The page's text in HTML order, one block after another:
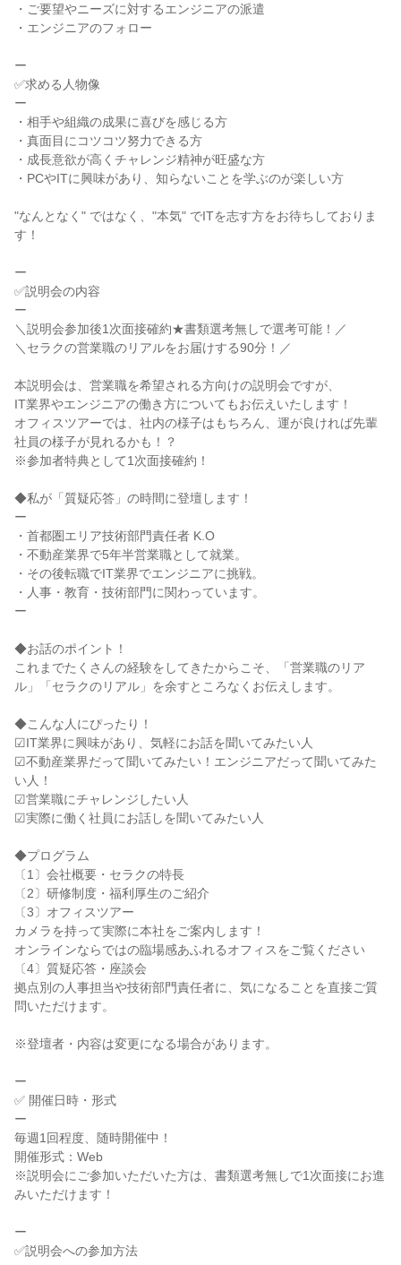
・ご要望やニーズに対するエンジニアの派遣
・エンジニアのフォロー
ー
✅求める人物像
ー
・相手や組織の成果に喜びを感じる方
・真面目にコツコツ努力できる方
・成長意欲が高くチャレンジ精神が旺盛な方
・PCやITに興味があり、知らないことを学ぶのが楽しい方
"なんとなく" ではなく、"本気" でITを志す方をお待ちしておりま
す！
ー
✅説明会の内容
ー
＼説明会参加後1次面接確約★書類選考無しで選考可能！／
＼セラクの営業職のリアルをお届けする90分！／
本説明会は、営業職を希望される方向けの説明会ですが、
IT業界やエンジニアの働き方についてもお伝えいたします！
オフィスツアーでは、社内の様子はもちろん、運が良ければ先輩
社員の様子が見れるかも！？
※参加者特典として1次面接確約！
◆私が「質疑応答」の時間に登壇します！
ー
・首都圏エリア技術部門責任者 K.O
・不動産業界で5年半営業職として就業。
・その後転職でIT業界でエンジニアに挑戦。
・人事・教育・技術部門に関わっています。
ー
◆お話のポイント！
これまでたくさんの経験をしてきたからこそ、「営業職のリア
ル」「セラクのリアル」を余すところなくお伝えします。
◆こんな人にぴったり！
☑IT業界に興味があり、気軽にお話を聞いてみたい人
☑不動産業界だって聞いてみたい！エンジニアだって聞いてみた
い人！
☑営業職にチャレンジしたい人
☑実際に働く社員にお話しを聞いてみたい人
◆プログラム
〔1〕会社概要・セラクの特長
〔2〕研修制度・福利厚生のご紹介
〔3〕オフィスツアー
カメラを持って実際に本社をご案内します！
オンラインならではの臨場感あふれるオフィスをご覧ください
〔4〕質疑応答・座談会
拠点別の人事担当や技術部門責任者に、気になることを直接ご質
問いただけます。
※登壇者・内容は変更になる場合があります。
ー
✅ 開催日時・形式
ー
毎週1回程度、随時開催中！
開催形式：Web
※説明会にご参加いただいた方は、書類選考無しで1次面接にお進
みいただけます！
ー
✅説明会への参加方法